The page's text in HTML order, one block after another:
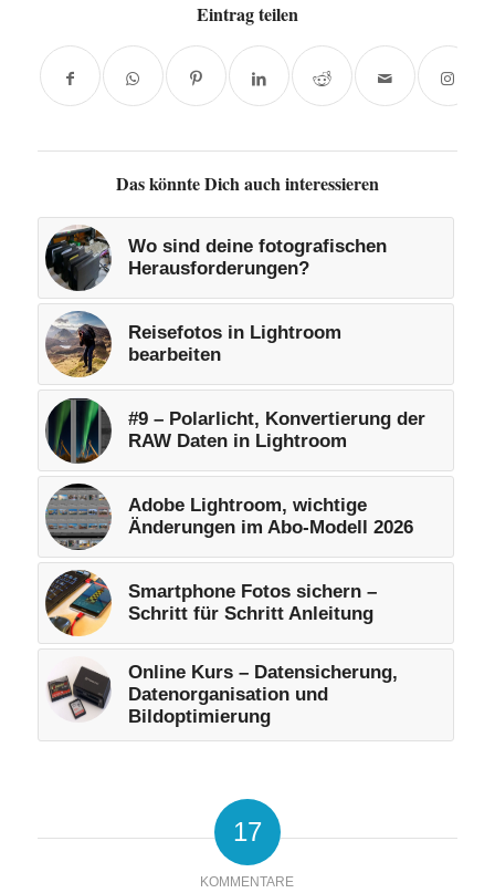
Eintrag teilen
Das könnte Dich auch interessieren
Wo sind deine fotografischen
Herausforderungen?
Reisefotos in Lightroom
bearbeiten
#9 – Polarlicht, Konvertierung der
RAW Daten in Lightroom
Adobe Lightroom, wichtige
Änderungen im Abo-Modell 2026
Smartphone Fotos sichern –
Schritt für Schritt Anleitung
Online Kurs – Datensicherung,
Datenorganisation und
Bildoptimierung
17
KOMMENTARE